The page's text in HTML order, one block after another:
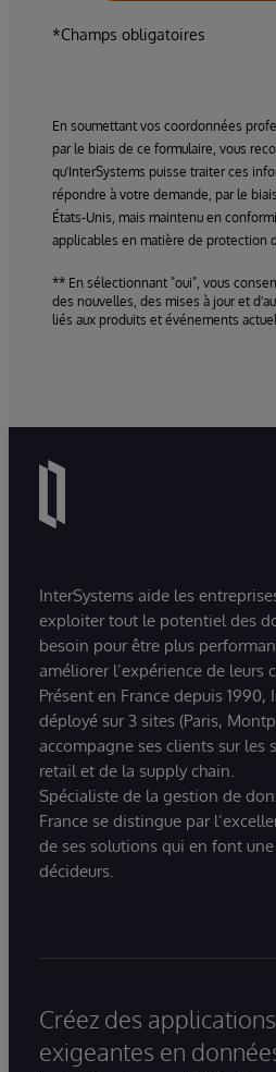
*Champs obligatoires
En soumettant vos coordonnées
par le biais de ce formulaire, vous
qu'InterSystems puisse traiter ces
répondre à votre demande, par le
États-Unis, mais maintenu en
applicables en matière de protection
** En sélectionnant "oui", vous
des nouvelles, des mises à jour et
liés aux produits et événements
InterSystems aide les
exploiter tout le potentiel des
besoin pour être plus
améliorer l’expérience de leurs
Présent en France depuis 1990,
déployé sur 3 sites (Paris,
accompagne ses clients sur les
retail et de la supply chain.
Spécialiste de la gestion de
France se distingue par
de ses solutions qui en font
décideurs.
Créez des
exigeantes en